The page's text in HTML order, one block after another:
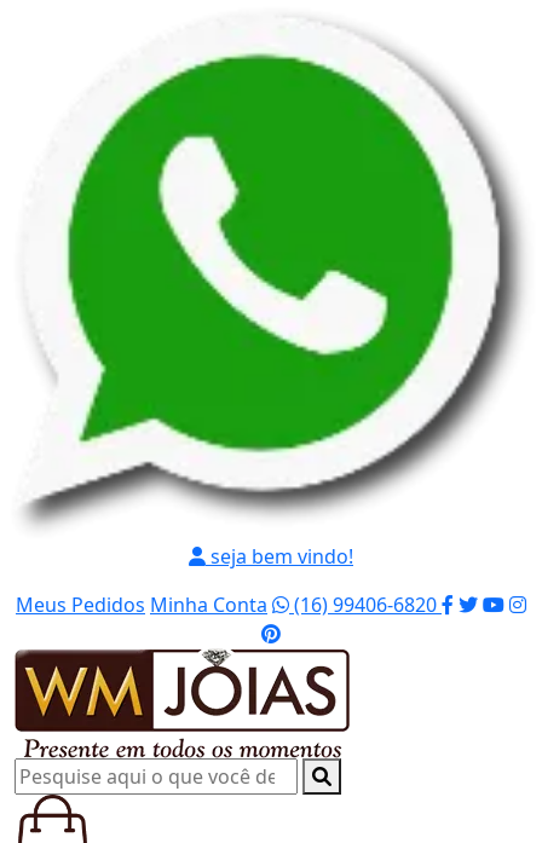
seja bem vindo!
Meus Pedidos Minha Conta (16) 99406-6820